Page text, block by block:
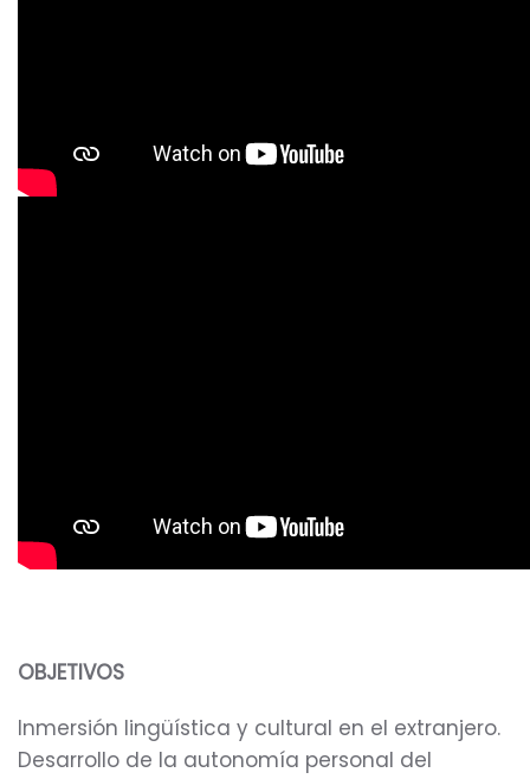
OBJETIVOS
Inmersión lingüística y cultural en el extranjero.
Desarrollo de la autonomía personal del